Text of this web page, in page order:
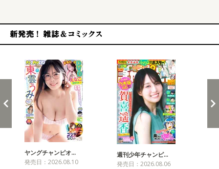
ヤングチャンピオ…
発売日：2026.08.10
週刊少年チャンピ…
発売日：2026.08.06